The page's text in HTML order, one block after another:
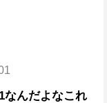
なんだよなこれ